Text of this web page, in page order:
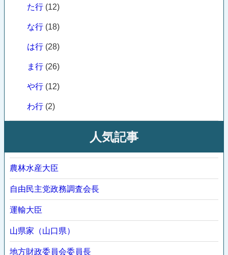
た行 (12)
な行 (18)
は行 (28)
ま行 (26)
や行 (12)
わ行 (2)
人気記事
農林水産大臣
自由民主党政務調査会長
運輸大臣
山県家（山口県）
地方財政委員会委員長